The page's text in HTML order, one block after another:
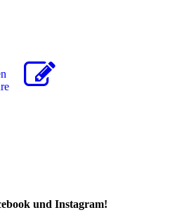
und Instagram!